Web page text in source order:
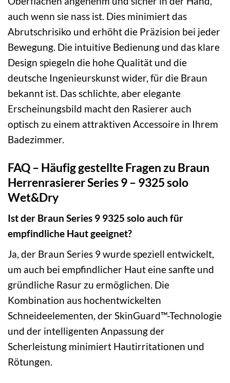
auch wenn sie nass ist. Dies minimiert das
Abrutschrisiko und erhöht die Präzision bei jeder
Bewegung. Die intuitive Bedienung und das klare
Design spiegeln die hohe Qualität und die
deutsche Ingenieurskunst wider, für die Braun
bekannt ist. Das schlichte, aber elegante
Erscheinungsbild macht den Rasierer auch
optisch zu einem attraktiven Accessoire in Ihrem
Badezimmer.
FAQ – Häufig gestellte Fragen zu Braun
Herrenrasierer Series 9 – 9325 solo
Wet&Dry
Ist der Braun Series 9 9325 solo auch für
empfindliche Haut geeignet?
Ja, der Braun Series 9 wurde speziell entwickelt,
um auch bei empfindlicher Haut eine sanfte und
gründliche Rasur zu ermöglichen. Die
Kombination aus hochentwickelten
Schneideelementen, der SkinGuard™-Technologie
und der intelligenten Anpassung der
Scherleistung minimiert Hautirritationen und
Rötungen.